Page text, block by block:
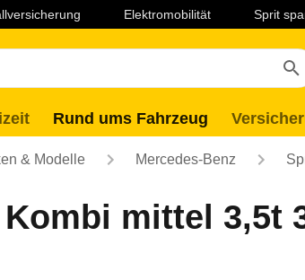
Elektromobilität Sprit
Rund ums Fahrzeug
& Modelle Mercedes-Benz
mittel 3,5t